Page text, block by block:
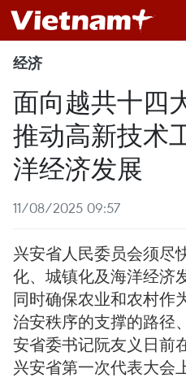
经济
面向越共十四
推动高新技术
洋经济发展
11/08/2025 09:57
兴安省人民委员会须尽
化、城镇化及海洋经济
同时确保农业和农村作
治安秩序的支撑的路径
安省委书记阮友义日前
兴安省第一次代表大会